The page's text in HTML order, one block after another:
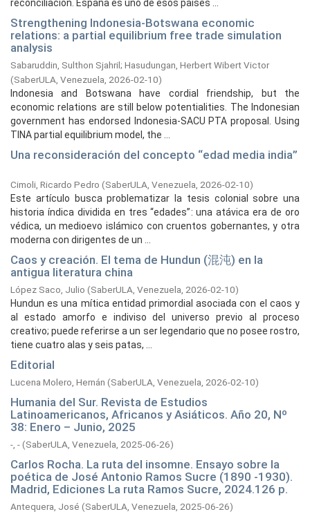
reconciliación. España es uno de esos países ...
Strengthening Indonesia-Botswana economic
relations: a partial equilibrium free trade simulation
analysis
Sabaruddin, Sulthon Sjahril; Hasudungan, Herbert Wibert Victor
(SaberULA, Venezuela, 2026-02-10)
Indonesia and Botswana have cordial friendship, but the
economic relations are still below potentialities. The Indonesian
government has endorsed Indonesia-SACU PTA proposal. Using
TINA partial equilibrium model, the ...
Una reconsideración del concepto “edad media india”
Cimoli, Ricardo Pedro (SaberULA, Venezuela, 2026-02-10)
Este artículo busca problematizar la tesis colonial sobre una
historia índica dividida en tres “edades”: una atávica era de oro
védica, un medioevo islámico con cruentos gobernantes, y otra
moderna con dirigentes de un ...
Caos y creación. El tema de Hundun (混沌) en la
antigua literatura china
López Saco, Julio (SaberULA, Venezuela, 2026-02-10)
Hundun es una mítica entidad primordial asociada con el caos y
al estado amorfo e indiviso del universo previo al proceso
creativo; puede referirse a un ser legendario que no posee rostro,
tiene cuatro alas y seis patas, ...
Editorial
Lucena Molero, Hernán (SaberULA, Venezuela, 2026-02-10)
Humania del Sur. Revista de Estudios
Latinoamericanos, Africanos y Asiáticos. Año 20, Nº
38: Enero – Junio, 2025
-, -(SaberULA, Venezuela, 2025-06-26)
Carlos Rocha. La ruta del insomne. Ensayo sobre la
poética de José Antonio Ramos Sucre (1890 -1930).
Madrid, Ediciones La ruta Ramos Sucre, 2024.126 p.
Antequera, José (SaberULA, Venezuela, 2025-06-26)